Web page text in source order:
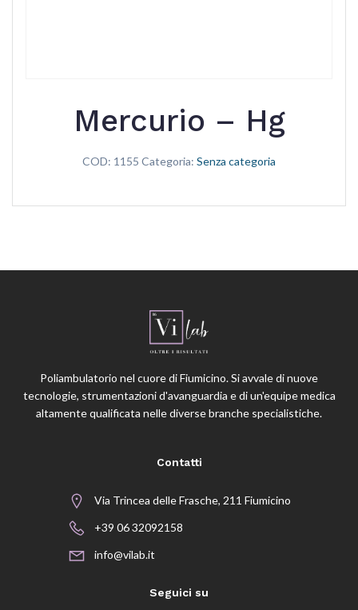
Mercurio – Hg
COD: 1155 Categoria: Senza categoria
Poliambulatorio nel cuore di Fiumicino. Si avvale di nuove
tecnologie, strumentazioni d'avanguardia e di un'equipe medica
altamente qualificata nelle diverse branche specialistiche.
Contatti
Via Trincea delle Frasche, 211 Fiumicino
+39 06 32092158
info@vilab.it
Seguici su